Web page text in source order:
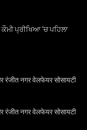
ਪ੍ਰੀਖਿਆ ‘ਚ ਪਹਿਲਾ
रंजीत नगर वेलफेयर सोसायटी
रंजीत नगर वेलफेयर सोसायटी